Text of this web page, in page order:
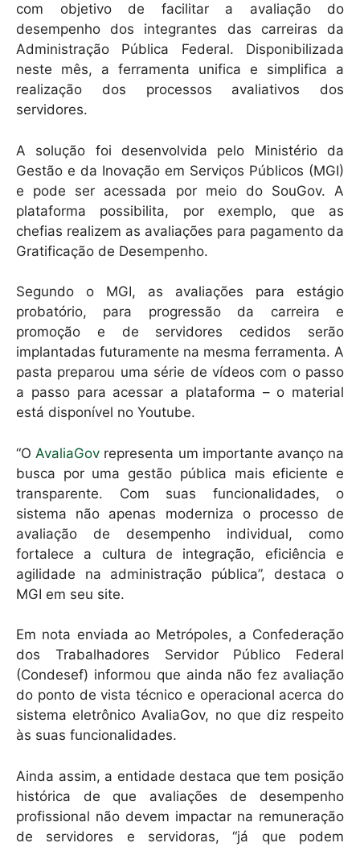
s
A
p
p
e
b
o
o
l
com objetivo de facilitar a avaliação do
desempenho dos integrantes das carreiras da
Administração Pública Federal. Disponibilizada
neste mês, a ferramenta unifica e simplifica a
realização dos processos avaliativos dos
servidores.
A solução foi desenvolvida pelo Ministério da
Gestão e da Inovação em Serviços Públicos (MGI)
e pode ser acessada por meio do SouGov. A
plataforma possibilita, por exemplo, que as
chefias realizem as avaliações para pagamento da
Gratificação de Desempenho.
Segundo o MGI, as avaliações para estágio
probatório, para progressão da carreira e
promoção e de servidores cedidos serão
implantadas futuramente na mesma ferramenta. A
pasta preparou uma série de vídeos com o passo
a passo para acessar a plataforma – o material
está disponível no Youtube.
“O AvaliaGov representa um importante avanço na
busca por uma gestão pública mais eficiente e
transparente. Com suas funcionalidades, o
sistema não apenas moderniza o processo de
avaliação de desempenho individual, como
fortalece a cultura de integração, eficiência e
agilidade na administração pública”, destaca o
MGI em seu site.
Em nota enviada ao Metrópoles, a Confederação
dos Trabalhadores Servidor Público Federal
(Condesef) informou que ainda não fez avaliação
do ponto de vista técnico e operacional acerca do
sistema eletrônico AvaliaGov, no que diz respeito
às suas funcionalidades.
Ainda assim, a entidade destaca que tem posição
histórica de que avaliações de desempenho
profissional não devem impactar na remuneração
de servidores e servidoras, “já que podem